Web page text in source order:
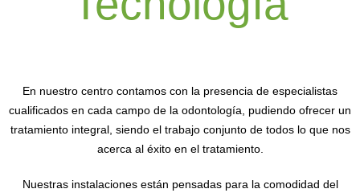
En nuestro centro contamos con la presencia de especialistas
cualificados en cada campo de la odontología, pudiendo ofrecer un
tratamiento integral, siendo el trabajo conjunto de todos lo que nos
acerca al éxito en el tratamiento.
Nuestras instalaciones están pensadas para la comodidad del